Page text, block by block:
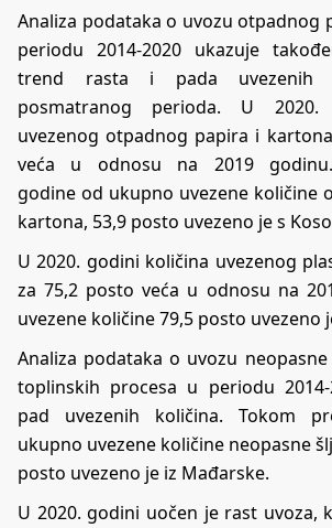
Analiza podataka o uvozu otpadnog
periodu 2014-2020 ukazuje
trend rasta i pada uvezenih
posmatranog perioda. U
uvezenog otpadnog papira i
veća u odnosu na 2019
godine od ukupno uvezene količine
kartona, 53,9 posto uvezeno je s
U 2020. godini količina uvezenog
za 75,2 posto veća u odnosu na
uvezene količine 79,5 posto uvezeno
Analiza podataka o uvozu
toplinskih procesa u periodu
pad uvezenih količina. Tokom
ukupno uvezene količine neopasne
posto uvezeno je iz Mađarske.
U 2020. godini uočen je rast uvoza,